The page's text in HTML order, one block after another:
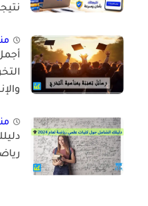
منذ 3
رياضة